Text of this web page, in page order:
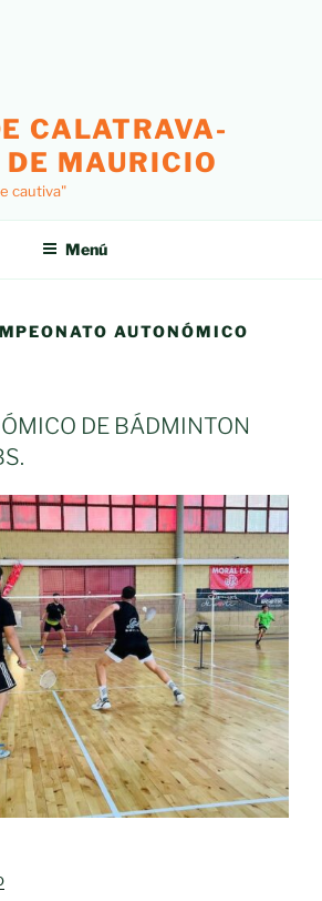
CALATRAVA-
MAURICIO
cautiva"
Menú
AUTONÓMICO
DE BÁDMINTON
«CPTO.